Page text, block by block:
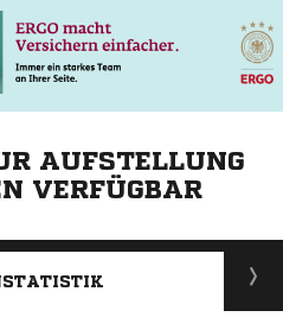
AUFSTELLUNG
VERFÜGBAR